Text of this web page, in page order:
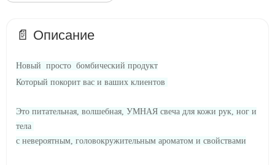
📄 Описание
Новый просто бомбический продукт
Который покорит вас и ваших клиентов
Это питательная,волшебная,УМНАЯ свеча для кожи рук, ног и
тела
с невероятным, головокружительным ароматом и свойствами